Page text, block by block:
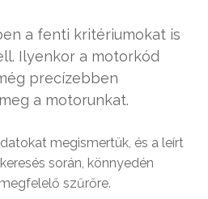
a fenti kritériumokat is
Ilyenkor a motorkód
precízebben
a motorunkat.
megismertük, és a leírt
során, könnyedén
szűrőre.